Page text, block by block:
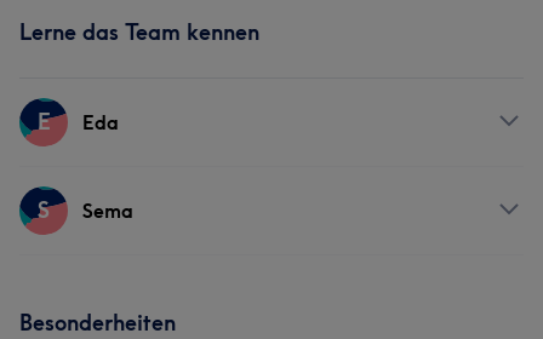
Lerne das Team kennen
E Eda
Services
S Sema
Besonderheiten